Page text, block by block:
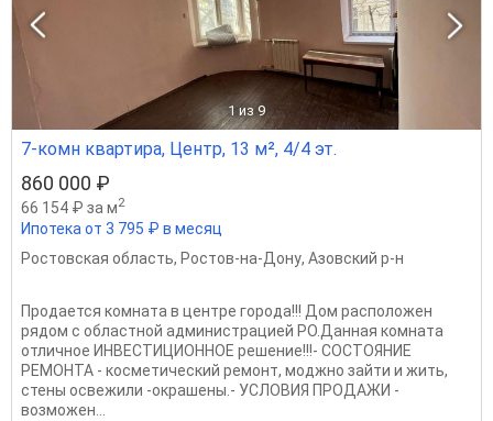
1 из 9
7-комн квартира, Центр, 13 м², 4/4 эт.
860 000 ₽
66 154 ₽ за м2
Ипотека от 3 795 ₽ в месяц
Ростовская область, Ростов-на-Дону, Азовский р-н
Продается комната в центре города!!! Дом расположен
рядом с областной администрацией РО.Данная комната
отличное ИНВЕСТИЦИОННОЕ решение!!!- СОСТОЯНИЕ
РЕМОНТА - косметический ремонт, моджно зайти и жить,
стены освежили -окрашены.- УСЛОВИЯ ПРОДАЖИ -
возможен...